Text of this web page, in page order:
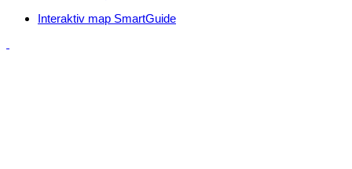
Interaktiv map SmartGuide